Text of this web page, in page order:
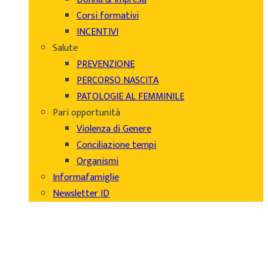
Corsi formativi
INCENTIVI
Salute
PREVENZIONE
PERCORSO NASCITA
PATOLOGIE AL FEMMINILE
Pari opportunità
Violenza di Genere
Conciliazione tempi
Organismi
Informafamiglie
Newsletter ID